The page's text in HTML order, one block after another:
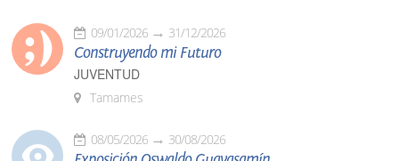
09/01/2026 31/12/2026
Construyendo mi Futuro
JUVENTUD
Tamames
08/05/2026 30/08/2026